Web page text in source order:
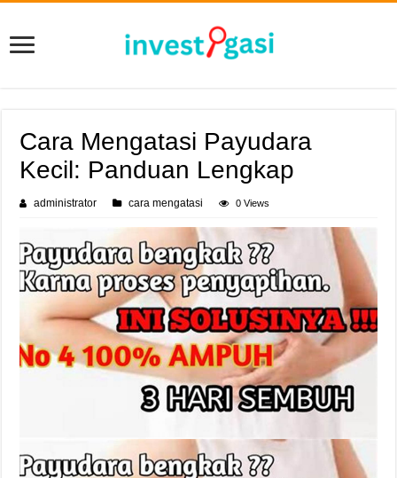
Cara Mengatasi Payudara
Kecil: Panduan Lengkap
administrator cara mengatasi 0 Views